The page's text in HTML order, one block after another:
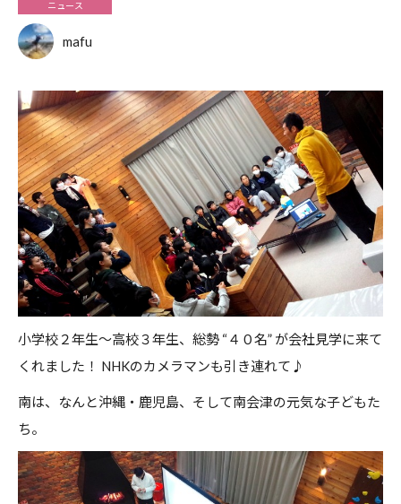
ブログ
よくある質問
ニュース
mafu
小学校２年生～高校３年生、総勢 “４０名” が会社見学に来て
くれました！ NHKのカメラマンも引き連れて♪
南は、なんと沖縄・鹿児島、そして南会津の元気な子どもた
ち。